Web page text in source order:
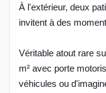
À l'extérieur, deux
invitent à des
Véritable atout rare
m² avec porte
véhicules ou